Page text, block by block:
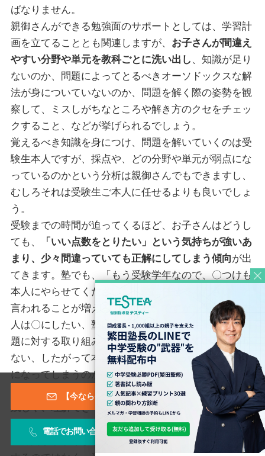
ばなりません。
親御さんができる勉強面のサポートとしては、学習計
画を立てることとも関連しますが、 お子さんが間違え
やすい分野や単元を教科ごとに洗い出し 、知識が足り
ないのか、問題によってとるべきオーソドックスな解
法が身についていないのか、問題を解く際の姿勢を観
察して、ミスしがちなところや解き方のクセをチェッ
クすること、などが挙げられるでしょう。
覚えるべき知識を身につけ、問題を解いていくのは受
験生本人ですが、採点や、どの分野や単元が弱点にな
っているのかという分析は親御さんでもできますし、
むしろそれは受験生ご本人に任せるよりも良いでしょ
う。
受験までの時間が迫ってくるほど、お子さんはどうし
ても、
「いい点数をとりたい」という気持ちが強いあ
まり、少々間違っていても正解にしてしまう傾向が出
てきます。塾でも、「もう受験学年なので、〇つけも
本人にやらせてください」「塾に任せてください」と
言われることが増えるでしょう。ですが、受験生ご本
人は〇にしたい、塾は集団授業ですから生徒全員の問
題に対する取り組み方まではチェックしている余裕が
ない、したがって本当は×なのに〇だったということ
になってしまうのが本当のところです。
この状態を放置してしまうと、気づいたときには積み
残しや、理解できていないことが克服できないままに
なってしまいます。それを一からやり直すには、非常
に時間がかかります。ですから、できれば任せきりに
【今なら登録特典あり！】メールマガジン
電話でお問い合わせ お問い合わせフォーム